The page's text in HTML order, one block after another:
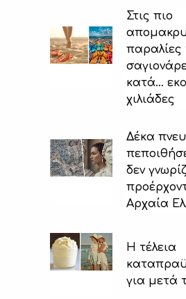
Στις πιο
παραλίες
κατά…
χιλιάδες
Δέκα
δεν
Αρχαία
H τέλεια
για μετά